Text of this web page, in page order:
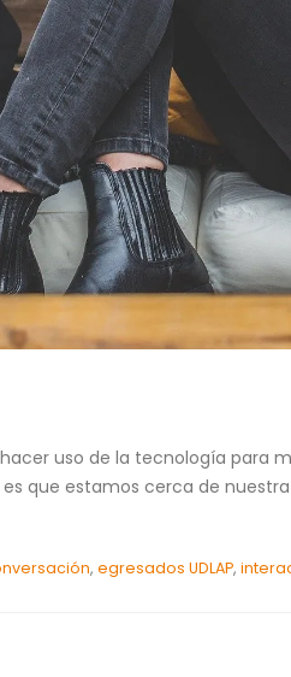
uso de la tecnología para
que estamos cerca de
,egresados UDLAP,